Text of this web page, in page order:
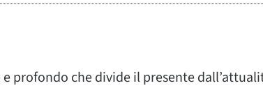
e profondo che divide il presente